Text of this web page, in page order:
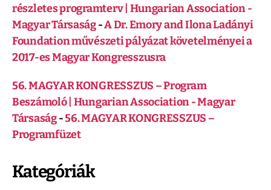
részletes programterv | Hungarian Association -
Magyar Társaság-A Dr. Emory and Ilona Ladányi
Foundation művészeti pályázat követelményei a
2017-es Magyar Kongresszusra
56. MAGYAR KONGRESSZUS – Program
Beszámoló | Hungarian Association - Magyar
Társaság-56. MAGYAR KONGRESSZUS –
Programfüzet
Kategóriák